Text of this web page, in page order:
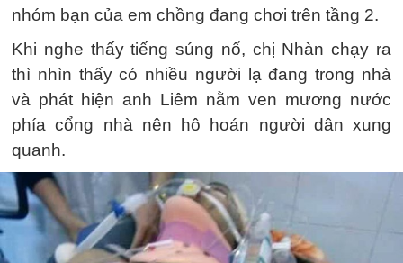
nhóm bạn của em chồng đang chơi trên tầng 2.
Khi nghe thấy tiếng súng nổ, chị Nhàn chạy ra
thì nhìn thấy có nhiều người lạ đang trong nhà
và phát hiện anh Liêm nằm ven mương nước
phía cổng nhà nên hô hoán người dân xung
quanh.